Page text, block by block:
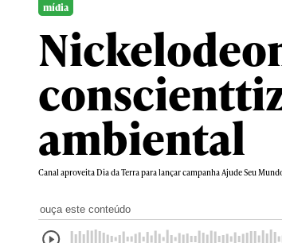
mídia
ambiental
Canal aproveita Dia da Terra para lançar campanha Ajude Seu
ouça este conteúdo